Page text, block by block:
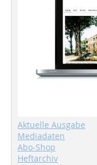
Aktuelle Ausgabe
Mediadaten
Abo-Shop
Heftarchiv